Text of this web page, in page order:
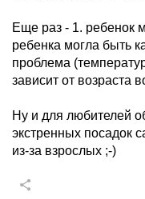
Еще раз - 1. ребенок
ребенка могла быть
проблема
зависит от возраста
Ну и для любителей
экстренных посадок
из-за взрослых ;-)